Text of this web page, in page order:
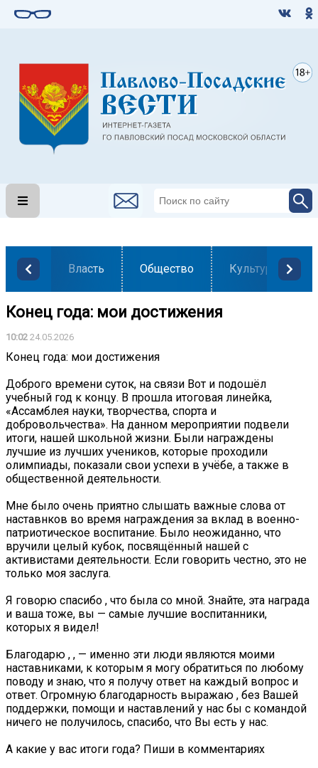
Власть Общество Культура
Конец года: мои достижения
10:02 24.05.2026
Конец года: мои достижения
Доброго времени суток, на связи Вот и подошёл
учебный год к концу. В прошла итоговая линейка,
«Ассамблея науки, творчества, спорта и
добровольчества». На данном мероприятии подвели
итоги, нашей школьной жизни. Были награждены
лучшие из лучших учеников, которые проходили
олимпиады, показали свои успехи в учёбе, а также в
общественной деятельности.
️Мне было очень приятно слышать важные слова от
наставнков во время награждения за вклад в военно-
патриотическое воспитание. Было неожиданно, что
вручили целый кубок, посвящённый нашей с
активистами деятельности. Если говорить честно, это не
только моя заслуга.
Я говорю спасибо , что была со мной. Знайте, эта награда
и ваша тоже, вы — самые лучшие воспитанники,
которых я видел!
Благодарю , , — именно эти люди являются моими
наставниками, к которым я могу обратиться по любому
поводу и знаю, что я получу ответ на каждый вопрос и
ответ. Огромную благодарность выражаю , без Вашей
поддержки, помощи и наставлений у нас бы с командой
ничего не получилось, спасибо, что Вы есть у нас.
А какие у вас итоги года? Пиши в комментариях